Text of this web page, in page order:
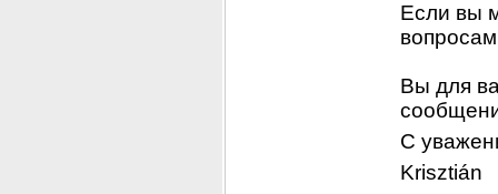
Если вы
Вы для
С
Krisztián